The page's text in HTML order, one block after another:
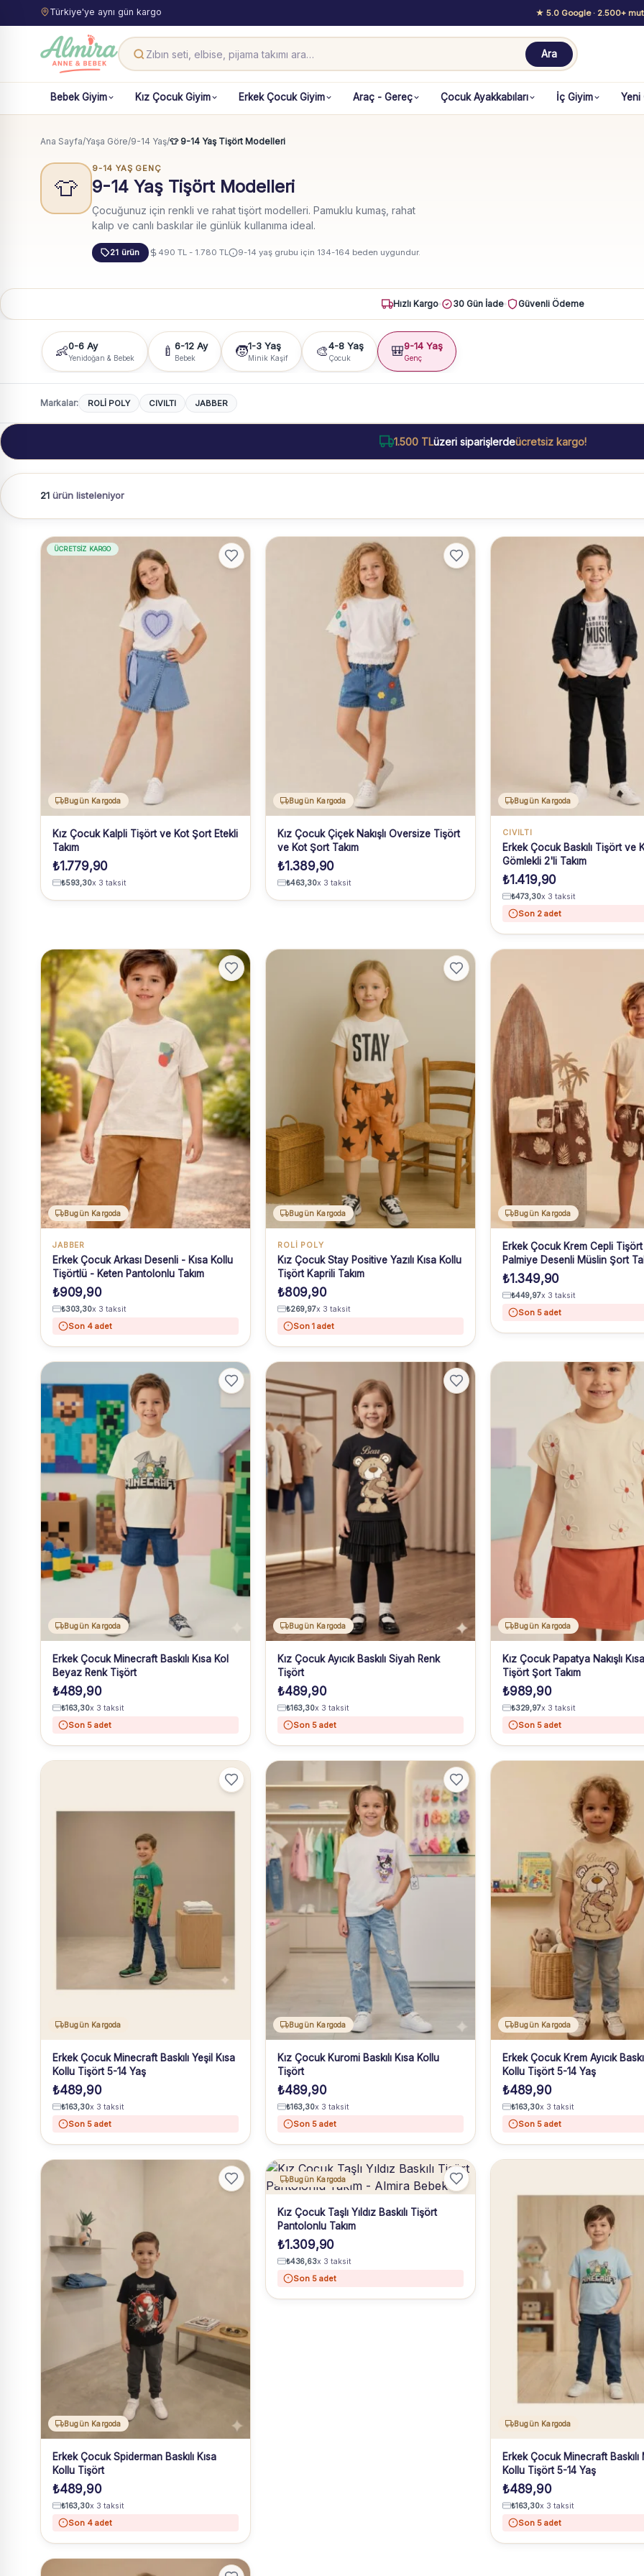
Türkiye'ye aynı gün kargo ★ 5.0 Google· 2.500+
Ara
Bebek Giyim Kız Çocuk Giyim Erkek Çocuk Giyim Araç - Gereç Çocuk Ayakkabıları İç Giyim Yeni
Ana Sayfa/Yaşa Göre/9-14 Yaş/👕 9-14 Yaş Tişört Modelleri
👕
9-14 YAŞ GENÇ
9-14 Yaş Tişört Modelleri
Çocuğunuz için renkli ve rahat tişört modelleri. Pamuklu kumaş, rahat
kalıp ve canlı baskılar ile günlük kullanıma ideal.
21 ürün 490 TL - 1.780 TL 9-14 yaş grubu için 134-164 beden uygundur.
Hızlı Kargo 30 Gün İade Güvenli Ödeme
👶0-6 Ay
Yenidoğan & Bebek 🍼 6-12 Ay
Bebek 🧒1-3 Yaş
Minik Kaşif 🎨4-8 Yaş
Çocuk 🎒9-14 Yaş
Genç
Markalar: ROLİ POLY CIVILTI JABBER
1.500 TLüzeri siparişlerdeücretsiz kargo!
21 ürün listeleniyor
ÜCRETSIZ KARGO
Bugün Kargoda
Kız Çocuk Kalpli Tişört ve Kot Şort Etekli
Takım
₺1.779,90
₺593,30x 3 taksit
Bugün Kargoda
Kız Çocuk Çiçek Nakışlı Oversize Tişört
ve Kot Şort Takım
₺1.389,90
₺463,30x 3 taksit
Bugün Kargoda
CIVILTI
Erkek Çocuk Baskılı Tişört ve
Gömlekli 2'li Takım
₺1.419,90
₺473,30x 3 taksit
Son 2 adet
Bugün Kargoda
JABBER
Erkek Çocuk Arkası Desenli - Kısa Kollu
Tişörtlü - Keten Pantolonlu Takım
₺909,90
₺303,30x 3 taksit
Son 4 adet
Bugün Kargoda
ROLİ POLY
Kız Çocuk Stay Positive Yazılı Kısa Kollu
Tişört Kaprili Takım
₺809,90
₺269,97x 3 taksit
Son 1 adet
Bugün Kargoda
Erkek Çocuk Krem Cepli
Palmiye Desenli Müslin Şort
Yaş
₺1.349,90
₺449,97x 3 taksit
Son 5 adet
Bugün Kargoda
Erkek Çocuk Minecraft Baskılı Kısa Kol
Beyaz Renk Tişört
₺489,90
₺163,30x 3 taksit
Son 5 adet
Bugün Kargoda
Kız Çocuk Ayıcık Baskılı Siyah Renk
Tişört
₺489,90
₺163,30x 3 taksit
Son 5 adet
Bugün Kargoda
Kız Çocuk Papatya Nakışlı
Tişört Şort Takım
₺989,90
₺329,97x 3 taksit
Son 5 adet
Bugün Kargoda
Erkek Çocuk Minecraft Baskılı Yeşil Kısa
Kollu Tişört 5-14 Yaş
₺489,90
₺163,30x 3 taksit
Son 5 adet
Bugün Kargoda
Kız Çocuk Kuromi Baskılı Kısa Kollu
Tişört
₺489,90
₺163,30x 3 taksit
Son 5 adet
Bugün Kargoda
Erkek Çocuk Krem Ayıcık
Kollu Tişört 5-14 Yaş
₺489,90
₺163,30x 3 taksit
Son 5 adet
Bugün Kargoda
Erkek Çocuk Spiderman Baskılı Kısa
Kollu Tişört
₺489,90
₺163,30x 3 taksit
Son 4 adet
Bugün Kargoda
Kız Çocuk Taşlı Yıldız Baskılı Tişört
Pantolonlu Takım
₺1.309,90
₺436,63x 3 taksit
Son 5 adet
Bugün Kargoda
Erkek Çocuk Minecraft Baskılı
Kollu Tişört 5-14 Yaş
₺489,90
₺163,30x 3 taksit
Son 5 adet